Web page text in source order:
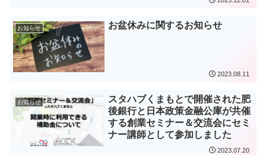
お知らせ お盆休みに関するお知らせ
2023.08.11
お知らせ
スタハブくまもとで開催された肥
後銀行と日本政策金融公庫が共催
する創業セミナー＆交流会にセミ
ナー講師として参加しました
2023.07.20